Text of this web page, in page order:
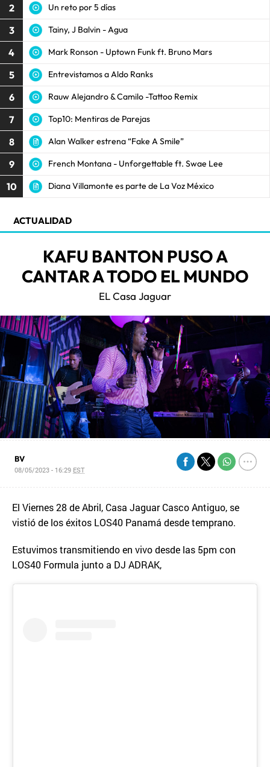
2 Un reto por 5 días
3 Tainy, J Balvin - Agua
4 Mark Ronson - Uptown Funk ft. Bruno Mars
5 Entrevistamos a Aldo Ranks
6 Rauw Alejandro & Camilo -Tattoo Remix
7 Top10: Mentiras de Parejas
8 Alan Walker estrena “Fake A Smile”
9 French Montana - Unforgettable ft. Swae Lee
10 Diana Villamonte es parte de La Voz México
ACTUALIDAD
KAFU BANTON PUSO A
CANTAR A TODO EL MUNDO
EL Casa Jaguar
BV
08/05/2023 - 16:29 EST
El Viernes 28 de Abril, Casa Jaguar Casco Antiguo, se
vistió de los éxitos LOS40 Panamá desde temprano.
Estuvimos transmitiendo en vivo desde las 5pm con
LOS40 Formula junto a DJ ADRAK,